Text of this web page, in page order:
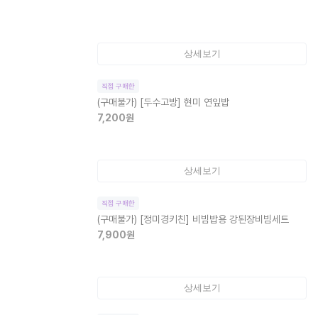
상세보기
직접 구매한
(구매불가) [두수고방] 현미 연잎밥
7,200원
상세보기
직접 구매한
(구매불가) [정미경키친] 비빔밥용 강된장비빔세트
7,900원
상세보기